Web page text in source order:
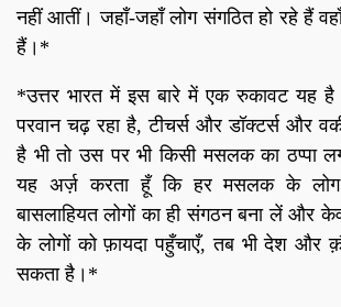
नहीं आतीं। जहाँ-जहाँ लोग संगठित हो रहे हैं
हैं।*
*उत्तर भारत में इस बारे में एक रुकावट यह
परवान चढ़ रहा है, टीचर्स और डॉक्टर्स और
है भी तो उस पर भी किसी मसलक का ठप्पा
यह अर्ज़ करता हूँ कि हर मसलक के
बासलाहियत लोगों का ही संगठन बना लें और
के लोगों को फ़ायदा पहुँचाएँ, तब भी देश और
सकता है।*